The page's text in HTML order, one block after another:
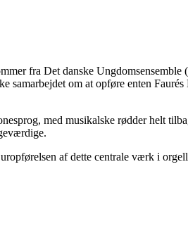
fra Det danske
om at opføre enten
med musikalske rødder helt
af dette centrale værk i